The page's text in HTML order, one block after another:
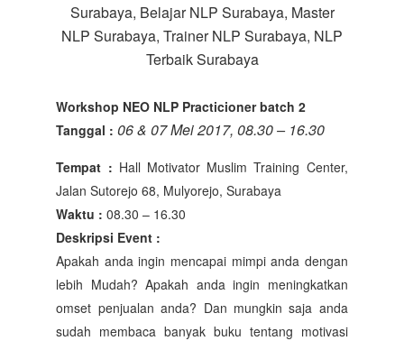
Surabaya, Belajar NLP Surabaya, Master
NLP Surabaya, Trainer NLP Surabaya, NLP
Terbaik Surabaya
Workshop NEO NLP Practicionerbatch 2
Tanggal : 06 & 07 Mei 2017, 08.30 – 16.30
Tempat : Hall Motivator Muslim Training Center,
Jalan Sutorejo 68, Mulyorejo, Surabaya
Waktu : 08.30 – 16.30
Deskripsi Event :
Apakah anda ingin mencapai mimpi anda dengan
lebih Mudah? Apakah anda ingin meningkatkan
omset penjualan anda? Dan mungkin saja anda
sudah membaca banyak buku tentang motivasi